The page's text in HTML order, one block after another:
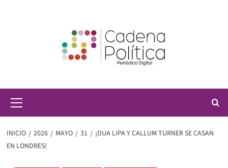
principal
INICIO 2026 MAYO 31
¡DUA LIPA Y CALLUM TURNER SE CASAN
EN LONDRES!